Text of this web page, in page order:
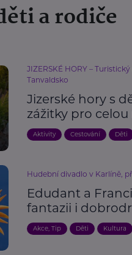
a rodiče
JIZERSKÉ HORY –
Tanvaldsko
Jizerské hory s
zážitky pro
Aktivity Cestování Děti
Hudební divadlo v Karlíně,
Edudant a
fantazii i
Akce, Tip Děti Kultura